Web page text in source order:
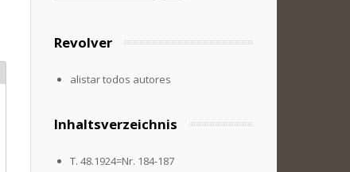
Revolver
alistar todos autores
Inhaltsverzeichnis
T. 48.1924=Nr. 184-187